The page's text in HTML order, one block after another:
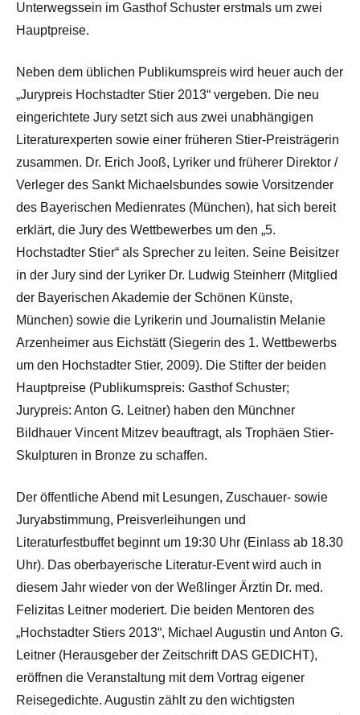
Unterwegssein im Gasthof Schuster erstmals um zwei
Hauptpreise.
Neben dem üblichen Publikumspreis wird heuer auch der
„Jurypreis Hochstadter Stier 2013“ vergeben. Die neu
eingerichtete Jury setzt sich aus zwei unabhängigen
Literaturexperten sowie einer früheren Stier-Preisträgerin
zusammen. Dr. Erich Jooß, Lyriker und früherer Direktor /
Verleger des Sankt Michaelsbundes sowie Vorsitzender
des Bayerischen Medienrates (München), hat sich bereit
erklärt, die Jury des Wettbewerbes um den „5.
Hochstadter Stier“ als Sprecher zu leiten. Seine Beisitzer
in der Jury sind der Lyriker Dr. Ludwig Steinherr (Mitglied
der Bayerischen Akademie der Schönen Künste,
München) sowie die Lyrikerin und Journalistin Melanie
Arzenheimer aus Eichstätt (Siegerin des 1. Wettbewerbs
um den Hochstadter Stier, 2009). Die Stifter der beiden
Hauptpreise (Publikumspreis: Gasthof Schuster;
Jurypreis: Anton G. Leitner) haben den Münchner
Bildhauer Vincent Mitzev beauftragt, als Trophäen Stier-
Skulpturen in Bronze zu schaffen.
Der öffentliche Abend mit Lesungen, Zuschauer- sowie
Juryabstimmung, Preisverleihungen und
Literaturfestbuffet beginnt um 19:30 Uhr (Einlass ab 18.30
Uhr). Das oberbayerische Literatur-Event wird auch in
diesem Jahr wieder von der Weßlinger Ärztin Dr. med.
Felizitas Leitner moderiert. Die beiden Mentoren des
„Hochstadter Stiers 2013“, Michael Augustin und Anton G.
Leitner (Herausgeber der Zeitschrift DAS GEDICHT),
eröffnen die Veranstaltung mit dem Vortrag eigener
Reisegedichte. Augustin zählt zu den wichtigsten